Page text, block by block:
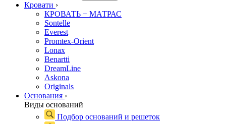
Кровати ›
КРОВАТЬ + МАТРАС
Sontelle
Everest
Promtex-Orient
Lonax
Benartti
DreamLine
Askona
Originals
Основания ›
Виды оснований
Подбор оснований и решеток